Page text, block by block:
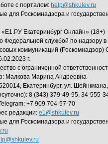
с порталом: help@shkulev.ru
для Роскомнадзора и
Екатеринбург Онлайн» (18+)
Федеральной службой по надзору
коммуникаций
г.
с ограниченной
Малкова Марина Андреевна
Екатеринбург, ул.
8 (343) 379-49-95, 34-555-
+7 909 704-57-70
редакции: e1@shkulev.ru
для Роскомнадзора и